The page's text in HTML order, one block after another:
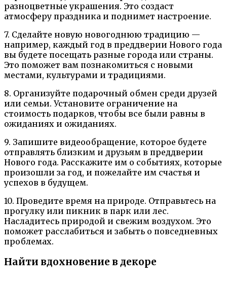
разноцветные украшения. Это создаст
атмосферу праздника и поднимет настроение.
7. Сделайте новую новогоднюю традицию —
например, каждый год в преддверии Нового года
вы будете посещать разные города или страны.
Это поможет вам познакомиться с новыми
местами, культурами и традициями.
8. Организуйте подарочный обмен среди друзей
или семьи. Установите ограничение на
стоимость подарков, чтобы все были равны в
ожиданиях и ожиданиях.
9. Запишите видеообращение, которое будете
отправлять близким и друзьям в преддверии
Нового года. Расскажите им о событиях, которые
произошли за год, и пожелайте им счастья и
успехов в будущем.
10. Проведите время на природе. Отправьтесь на
прогулку или пикник в парк или лес.
Насладитесь природой и свежим воздухом. Это
поможет расслабиться и забыть о повседневных
проблемах.
Найти вдохновение в декоре